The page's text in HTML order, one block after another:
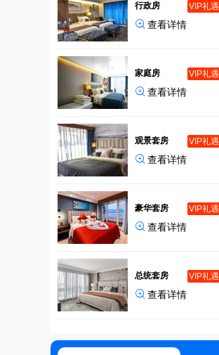
行政房 VIP礼遇
 查看详情
家庭房 VIP礼遇
 查看详情
观景套房 VIP礼遇
 查看详情
豪华套房 VIP礼遇
 查看详情
总统套房 VIP礼遇
 查看详情